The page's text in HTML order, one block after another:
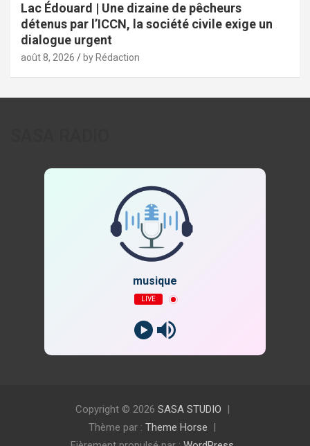
Lac Édouard | Une dizaine de pêcheurs
détenus par l’ICCN, la société civile exige un
dialogue urgent
août 8, 2026 by Rédaction
musique
LIVE
Copyright © 2026 SASA STUDIO
Thème par : Theme Horse